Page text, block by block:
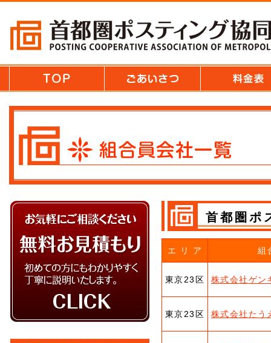
首都圏ポ
エ リ ア 組
東京23区 株式会社ゲン
東京23区 株式会社たう